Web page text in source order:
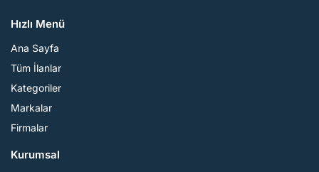
Hızlı Menü
Ana Sayfa
Tüm İlanlar
Kategoriler
Markalar
Firmalar
Kurumsal